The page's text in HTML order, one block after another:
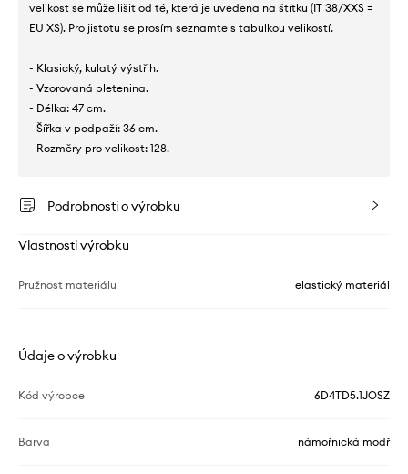
velikost se může lišit od té, která je uvedena na štítku (IT 38/XXS =
EU XS). Pro jistotu se prosím seznamte s tabulkou velikostí.
- Klasický, kulatý výstřih.
- Vzorovaná pletenina.
- Délka: 47 cm.
- Šířka v podpaží: 36 cm.
- Rozměry pro velikost: 128.
Podrobnosti o výrobku
Vlastnosti výrobku
Pružnost materiálu elastický materiál
Údaje o výrobku
Kód výrobce 6D4TD5.1JOSZ
Barva námořnická modř